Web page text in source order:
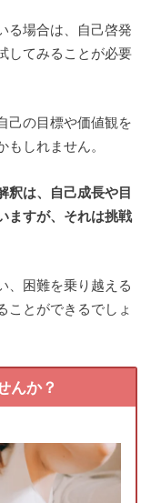
る場合は、自己啓発
してみることが必要
己の目標や価値観を
しれません。
釈は、自己成長や目
ますが、それは挑戦
、困難を乗り越える
ことができるでしょ
んか？